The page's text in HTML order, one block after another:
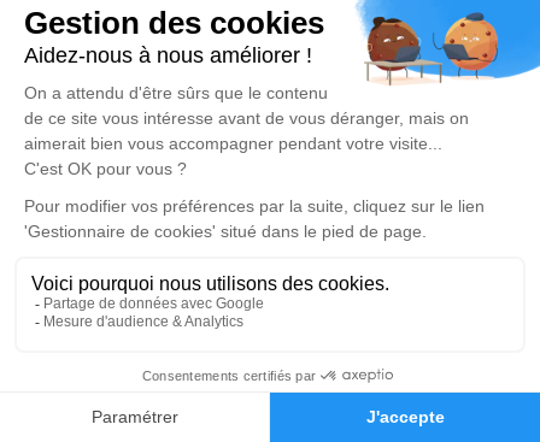
Faire-part Hommages
anecdote ou exprimer vos pensées à travers des poèmes
ou des textes. Cet endroit est un lieu d'expression dédié à
honorer la mémoire de Gabrielle BERTRAND.
Un service de plantation d’arbre hommage est disponible
ici.
Je rends hommage
Cérémonie religieuse
samedi 24 décembre 2022 à 10h00
Église de Le Val-d'Ajol
88340 Le Val-d'Ajol